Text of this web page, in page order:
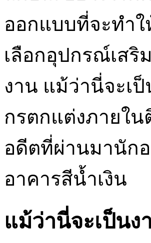
ออกแบบที่จะทำ
เลือกอุปกรณ์เส
งาน แม้ว่านี่จะ
กรตกแต่งภายใ
อดีตที่ผ่านมานัก
อาคารสีน้ำเงิน
แม้ว่านี่จะเป็น